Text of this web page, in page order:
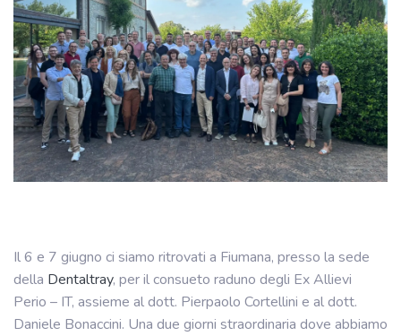
Il 6 e 7 giugno ci siamo ritrovati a Fiumana, presso la sede
della Dentaltray, per il consueto raduno degli Ex Allievi
Perio – IT, assieme al dott. Pierpaolo Cortellini e al dott.
Daniele Bonaccini. Una due giorni straordinaria dove abbiamo